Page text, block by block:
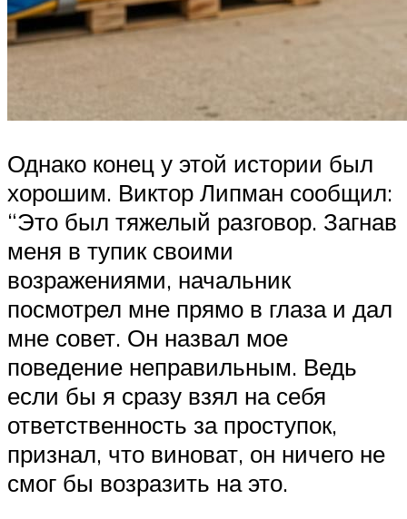
Однако конец у этой истории был
хорошим. Виктор Липман сообщил:
“Это был тяжелый разговор. Загнав
меня в тупик своими
возражениями, начальник
посмотрел мне прямо в глаза и дал
мне совет. Он назвал мое
поведение неправильным. Ведь
если бы я сразу взял на себя
ответственность за проступок,
признал, что виноват, он ничего не
смог бы возразить на это.